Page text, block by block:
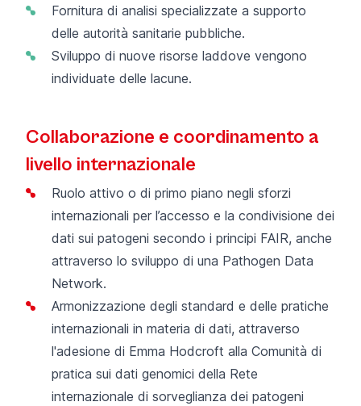
Fornitura di analisi specializzate a supporto
delle autorità sanitarie pubbliche.
Sviluppo di nuove risorse laddove vengono
individuate delle lacune.
Collaborazione e coordinamento a
livello internazionale
Ruolo attivo o di primo piano negli sforzi
internazionali per l’accesso e la condivisione dei
dati sui patogeni secondo i principi FAIR, anche
attraverso lo sviluppo di una Pathogen Data
Network.
Armonizzazione degli standard e delle pratiche
internazionali in materia di dati, attraverso
l'adesione di Emma Hodcroft alla Comunità di
pratica sui dati genomici della Rete
internazionale di sorveglianza dei patogeni